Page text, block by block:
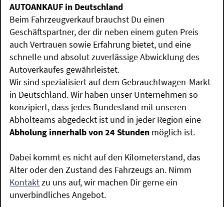
AUTOANKAUF in Deutschland
Beim Fahrzeugverkauf brauchst Du einen
Geschäftspartner, der dir neben einem guten Preis
auch Vertrauen sowie Erfahrung bietet, und eine
schnelle und absolut zuverlässige Abwicklung des
Autoverkaufes gewährleistet.
Wir sind spezialisiert auf dem Gebrauchtwagen-Markt
in Deutschland. Wir haben unser Unternehmen so
konzipiert, dass jedes Bundesland mit unseren
Abholteams abgedeckt ist und in jeder Region eine
Abholung innerhalb von 24 Stunden möglich ist.
Dabei kommt es nicht auf den Kilometerstand, das
Alter oder den Zustand des Fahrzeugs an. Nimm
Kontaktzu uns auf, wir machen Dir gerne ein
unverbindliches Angebot.